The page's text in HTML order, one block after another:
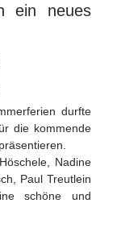
ein neues
durfte
die kommende
Nadine
Paul Treutlein
schöne und